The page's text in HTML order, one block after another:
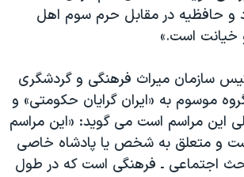
و حافظیه در مقابل حرم سوم اهل
است.»
سازمان میراث فرهنگی و گردشگری
موسوم به «ایران گرایان حکومتی» و
این مراسم است می گوید: «این مراسم
و متعلق به شخص یا پادشاه خاصی
اجتماعی ـ فرهنگی است كه در طول